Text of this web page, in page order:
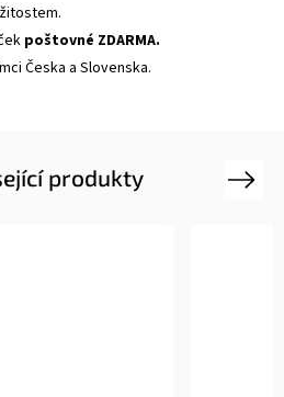
poštovné ZDARMA.
Česka a Slovenska.
produkty Next